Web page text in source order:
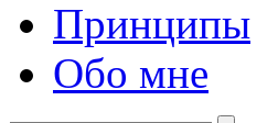
Принципы
Обо мне